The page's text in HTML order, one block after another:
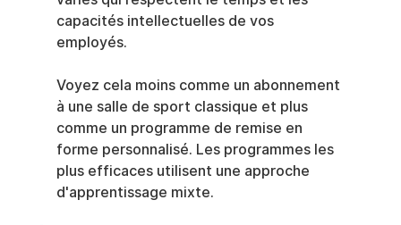
capacités intellectuelles de vos
employés.
Voyez cela moins comme un abonnement
à une salle de sport classique et plus
comme un programme de remise en
forme personnalisé. Les programmes les
plus efficaces utilisent une approche
d'apprentissage mixte.